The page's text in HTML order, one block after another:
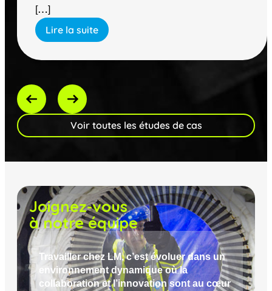
[…]
Lire la suite
Voir toutes les études de cas
Joignez-vous
à notre équipe
Travailler chez LM, c’est évoluer dans un
environnement dynamique où la
collaboration et l’innovation sont au cœur